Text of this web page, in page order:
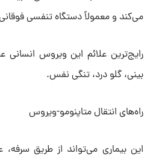
می‌کند و معمولاً دستگاه تنفسی
رایج‌ترین علائم این ویروس انسانی
بینی، گلو درد، تنگی نفس.
راه‌های انتقال متاپنومو-ویروس
این بیماری می‌تواند از طریق